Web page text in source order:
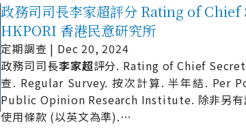
政務司司長李家超評分 Rating of
HKPORI 香港民意研究所
定期調查 | Dec 20, 2024
政務司司長李家超評分. Rating of Chief
查. Regular Survey. 按次計算. 半年結. Per
Public Opinion Research Institute. 除非另有
使用條款 (以英文為準).…